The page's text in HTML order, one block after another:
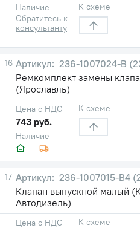
Наличие
Обратитесь к
консультанту
К схеме
16
236-1007024-В
Ремкомплект замены
(Ярославль)
Наличие
Цена с НДС
743 руб.
К схеме
17
236-1007015-В4
Клапан выпускной малый
Автодизель)
Цена с НДС К схеме